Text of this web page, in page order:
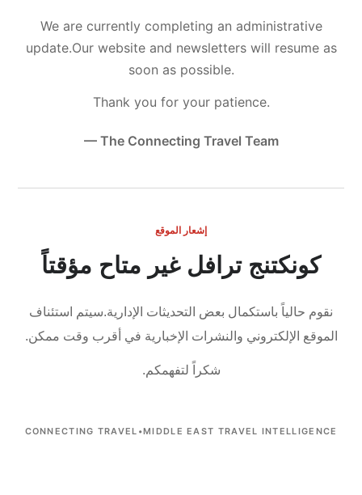
We are currently completing an administrative
update.Our website and newsletters will resume as
soon as possible.
Thank you for your patience.
— The Connecting Travel Team
إشعار الموقع
كونكتنج ترافل غير متاح مؤقتاً
نقوم حالياً باستكمال بعض التحديثات الإدارية.سيتم استئناف
الموقع الإلكتروني والنشرات الإخبارية في أقرب وقت ممكن.
شكراً لتفهمكم.
CONNECTING TRAVEL •MIDDLE EAST TRAVEL INTELLIGENCE